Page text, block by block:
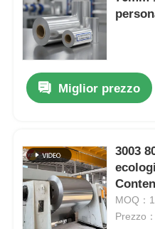
Miglior prezzo
3003
getta
MOQ：
Prezzo